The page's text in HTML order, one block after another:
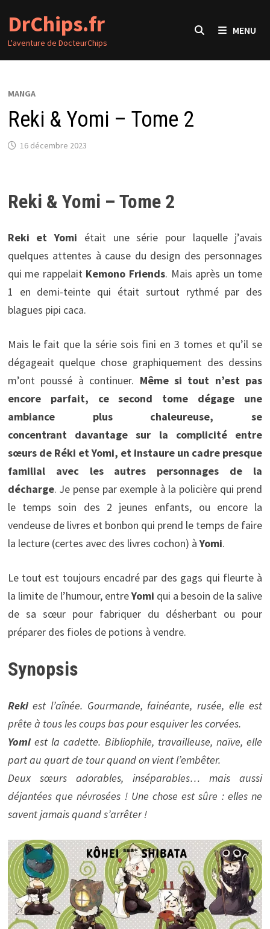
contenu
DrChips.fr
L'aventure de DocteurChips
MENU
MANGA
Reki & Yomi – Tome 2
16 décembre 2023
Reki & Yomi – Tome 2
Reki et Yomi était une série pour laquelle j’avais
quelques attentes à cause du design des personnages
qui me rappelait Kemono Friends. Mais après un tome
1 en demi-teinte qui était surtout rythmé par des
blagues pipi caca.
Mais le fait que la série sois fini en 3 tomes et qu’il se
dégageait quelque chose graphiquement des dessins
m’ont poussé à continuer. Même si tout n’est pas
encore parfait, ce second tome dégage une
ambiance plus chaleureuse, se
concentrant davantage sur la complicité entre
sœurs de Réki et Yomi, et instaure un cadre presque
familial avec les autres personnages de la
décharge. Je pense par exemple à la policière qui prend
le temps soin des 2 jeunes enfants, ou encore la
vendeuse de livres et bonbon qui prend le temps de faire
la lecture (certes avec des livres cochon) àYomi.
Le tout est toujours encadré par des gags qui fleurte à
la limite de l’humour, entreYomi qui a besoin de la salive
de sa sœur pour fabriquer du désherbant ou pour
préparer des fioles de potions à vendre.
Synopsis
Rekiest l’aînée. Gourmande, fainéante, rusée, elle est
prête à tous les coups bas pour esquiver les corvées.
Yomiest la cadette. Bibliophile, travailleuse, naïve, elle
part au quart de tour quand on vient l’embêter.
Deux sœurs adorables, inséparables… mais aussi
déjantées que névrosées ! Une chose est sûre : elles ne
savent jamais quand s’arrêter !